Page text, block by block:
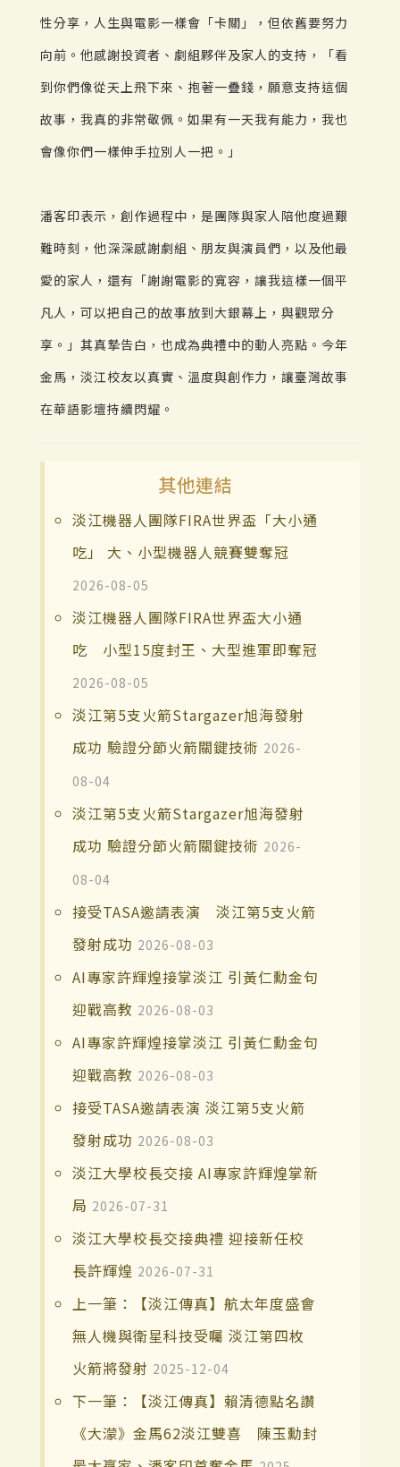
性分享，人生與電影一樣會「卡關」，但依舊要努力
向前。他感謝投資者、劇組夥伴及家人的支持，「看
到你們像從天上飛下來、抱著一疊錢，願意支持這個
故事，我真的非常敬佩。如果有一天我有能力，我也
會像你們一樣伸手拉別人一把。」
潘客印表示，創作過程中，是團隊與家人陪他度過艱
難時刻，他深深感謝劇組、朋友與演員們，以及他最
愛的家人，還有「謝謝電影的寬容，讓我這樣一個平
凡人，可以把自己的故事放到大銀幕上，與觀眾分
享。」其真摯告白，也成為典禮中的動人亮點。今年
金馬，淡江校友以真實、溫度與創作力，讓臺灣故事
在華語影壇持續閃耀。
其他連結
淡江機器人團隊FIRA世界盃「大小通
吃」 大、小型機器人競賽雙奪冠
2026-08-05
淡江機器人團隊FIRA世界盃大小通
吃 小型15度封王、大型進軍即奪冠
2026-08-05
淡江第5支火箭Stargazer旭海發射
成功 驗證分節火箭關鍵技術 2026-
08-04
淡江第5支火箭Stargazer旭海發射
成功 驗證分節火箭關鍵技術 2026-
08-04
接受TASA邀請表演 淡江第5支火箭
發射成功 2026-08-03
AI專家許輝煌接掌淡江 引黃仁勳金句
迎戰高教 2026-08-03
AI專家許輝煌接掌淡江 引黃仁勳金句
迎戰高教 2026-08-03
接受TASA邀請表演 淡江第5支火箭
發射成功 2026-08-03
淡江大學校長交接 AI專家許輝煌掌新
局 2026-07-31
淡江大學校長交接典禮 迎接新任校
長許輝煌 2026-07-31
上一筆：【淡江傳真】航太年度盛會
無人機與衛星科技受囑 淡江第四枚
火箭將發射 2025-12-04
下一筆：【淡江傳真】賴清德點名讚
《大濛》金馬62淡江雙喜 陳玉勳封